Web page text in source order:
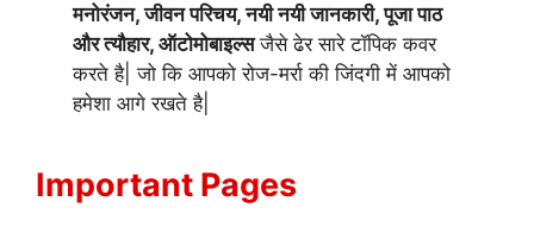
मनोरंजन, जीवन परिचय, नयी नयी जानकारी, पूजा पाठ
और त्यौहार, ऑटोमोबाइल्सजैसे ढेर सारे टॉपिक कवर
करते है| जो कि आपको रोज-मर्रा की जिंदगी में आपको
हमेशा आगे रखते है|
Important Pages